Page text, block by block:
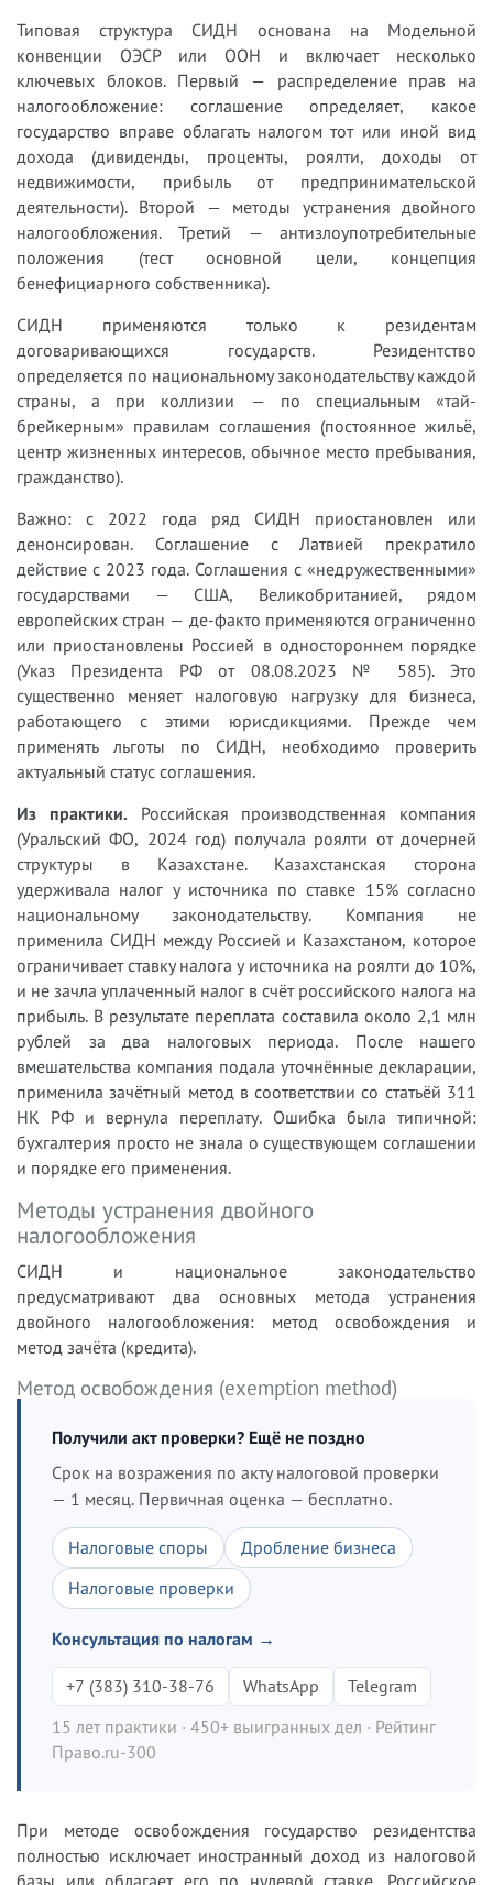
Типовая структура СИДН основана на Модельной
конвенции ОЭСР или ООН и включает несколько
ключевых блоков. Первый — распределение прав на
налогообложение: соглашение определяет, какое
государство вправе облагать налогом тот или иной вид
дохода (дивиденды, проценты, роялти, доходы от
недвижимости, прибыль от предпринимательской
деятельности). Второй — методы устранения двойного
налогообложения. Третий — антизлоупотребительные
положения (тест основной цели, концепция
бенефициарного собственника).
СИДН применяются только к резидентам
договаривающихся государств. Резидентство
определяется по национальному законодательству каждой
страны, а при коллизии — по специальным «тай-
брейкерным» правилам соглашения (постоянное жильё,
центр жизненных интересов, обычное место пребывания,
гражданство).
Важно: с 2022 года ряд СИДН приостановлен или
денонсирован. Соглашение с Латвией прекратило
действие с 2023 года. Соглашения с «недружественными»
государствами — США, Великобританией, рядом
европейских стран — де-факто применяются ограниченно
или приостановлены Россией в одностороннем порядке
(Указ Президента РФ от 08.08.2023 № 585). Это
существенно меняет налоговую нагрузку для бизнеса,
работающего с этими юрисдикциями. Прежде чем
применять льготы по СИДН, необходимо проверить
актуальный статус соглашения.
Из практики. Российская производственная компания
(Уральский ФО, 2024 год) получала роялти от дочерней
структуры в Казахстане. Казахстанская сторона
удерживала налог у источника по ставке 15% согласно
национальному законодательству. Компания не
применила СИДН между Россией и Казахстаном, которое
ограничивает ставку налога у источника на роялти до 10%,
и не зачла уплаченный налог в счёт российского налога на
прибыль. В результате переплата составила около 2,1 млн
рублей за два налоговых периода. После нашего
вмешательства компания подала уточнённые декларации,
применила зачётный метод в соответствии со статьёй 311
НК РФ и вернула переплату. Ошибка была типичной:
бухгалтерия просто не знала о существующем соглашении
и порядке его применения.
Методы устранения двойного
налогообложения
СИДН и национальное законодательство
предусматривают два основных метода устранения
двойного налогообложения: метод освобождения и
метод зачёта (кредита).
Метод освобождения (exemption method)
Получили акт проверки? Ещё не поздно
Срок на возражения по акту налоговой проверки
— 1 месяц. Первичная оценка — бесплатно.
Налоговые споры
Дробление бизнеса
Налоговые проверки
Консультация по налогам →
+7 (383) 310-38-76 WhatsApp
Telegram
15 лет практики · 450+ выигранных дел · Рейтинг
Право.ru-300
При методе освобождения государство резидентства
полностью исключает иностранный доход из налоговой
базы или облагает его по нулевой ставке. Российское